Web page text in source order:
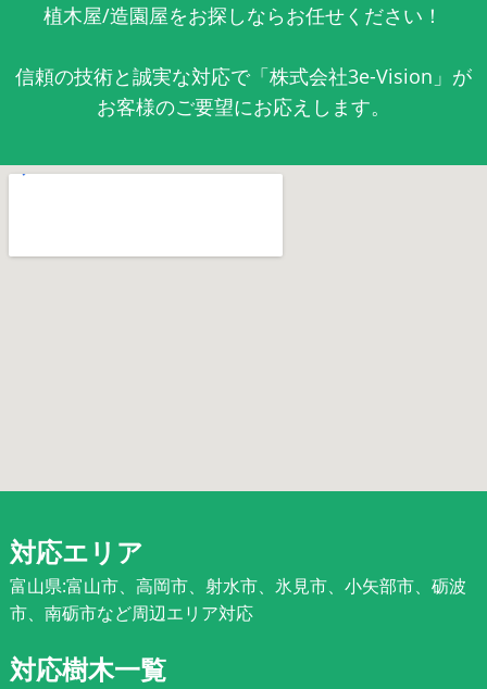
植木屋/造園屋をお探しならお任せください！
信頼の技術と誠実な対応で「株式会社3e-Vision」が
お客様のご要望にお応えします。
対応エリア
富山県:富山市、高岡市、射水市、氷見市、小矢部市、砺波
市、南砺市など周辺エリア対応
対応樹木一覧